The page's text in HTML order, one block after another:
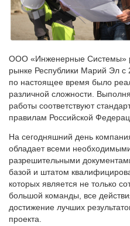
ООО «Инженерные Системы»
рынке Республики Марий Эл
по настоящее время было
различной сложности.
работы соответствуют
правилам Российской
На сегодняшний день
обладает всеми
разрешительными
базой и штатом
которых является не только
большой команды, все
достижение лучших
проекта.